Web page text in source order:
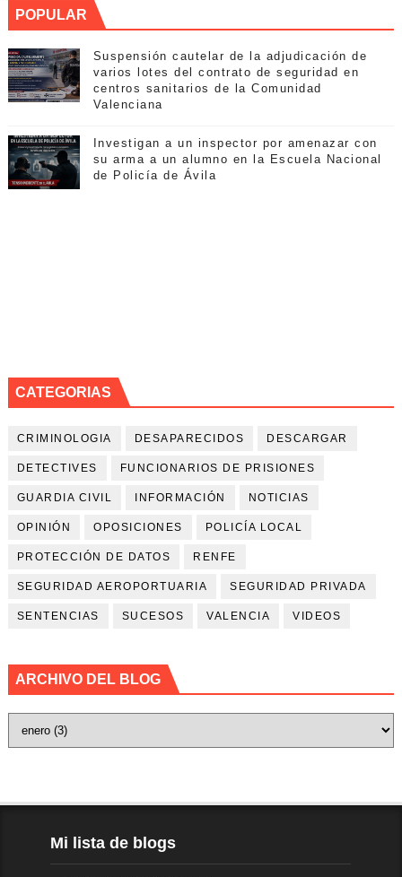
POPULAR
Suspensión cautelar de la adjudicación de
varios lotes del contrato de seguridad en
centros sanitarios de la Comunidad
Valenciana
Investigan a un inspector por amenazar con
su arma a un alumno en la Escuela Nacional
de Policía de Ávila
CATEGORIAS
CRIMINOLOGIA DESAPARECIDOS DESCARGAR
DETECTIVES FUNCIONARIOS DE PRISIONES
GUARDIA CIVIL INFORMACIÓN NOTICIAS
OPINIÓN OPOSICIONES POLICÍA LOCAL
PROTECCIÓN DE DATOS RENFE
SEGURIDAD AEROPORTUARIA SEGURIDAD PRIVADA
SENTENCIAS SUCESOS VALENCIA VIDEOS
ARCHIVO DEL BLOG
Mi lista de blogs